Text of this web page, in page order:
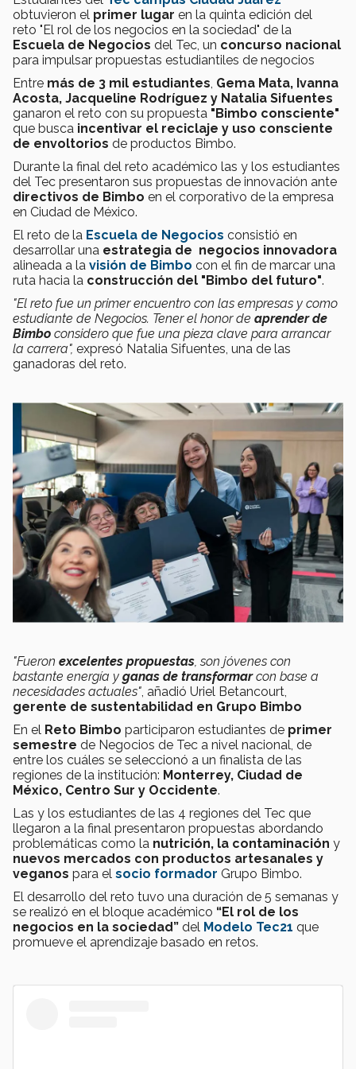
obtuvieron el primer lugar en la quinta edición del
reto "El rol de los negocios en la sociedad" de la
Escuela de Negocios del Tec, un concurso nacional
para impulsar propuestas estudiantiles de negocios
Entre más de 3 mil estudiantes Gema Mata, Ivanna
Acosta, Jacqueline Rodríguez y Natalia Sifuentes
ganaron el reto con su propuesta "Bimbo consciente"
que busca incentivar el reciclaje y uso consciente
de envoltorios de productos Bimbo.
Durante la final del reto académico las y los estudiantes
del Tec presentaron sus propuestas de innovación ante
directivos de Bimbo en el corporativo de la empresa
en Ciudad de México.
El reto de la Escuela de Negocios consistió en
desarrollar una estrategia de negocios innovadora
alineada a la visión de Bimbo con el fin de marcar una
ruta hacia la construcción del "Bimbo del futuro".
"El reto fue un primer encuentro con las empresas y como
estudiante de Negocios. Tener el honor de aprender de
Bimbo considero que fue una pieza clave para arrancar
la carrera", expresó Natalia Sifuentes, una de las
ganadoras del reto.
"Fueron excelentes propuestas, son jóvenes con
bastante energía y ganas de transformarcon base a
necesidades actuales", añadió Uriel Betancourt,
gerente de sustentabilidad en Grupo Bimbo
En el Reto Bimbo participaron estudiantes de primer
semestre de Negocios de Tec a nivel nacional, de
entre los cuáles se seleccionó a un finalista de las
regiones de la institución: Monterrey, Ciudad de
México, Centro Sur y Occidente.
Las y los estudiantes de las 4 regiones del Tec que
llegaron a la final presentaron propuestas abordando
problemáticas como la nutrición, la contaminación y
nuevos mercados con productos artesanales y
veganos para el socio formador Grupo Bimbo.
El desarrollo del reto tuvo una duración de 5 semanas y
se realizó en el bloque académico “El rol de los
negocios en la sociedad” del Modelo Tec21 que
promueve el aprendizaje basado en retos.